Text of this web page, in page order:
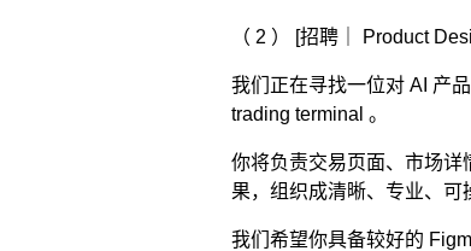
（ 2 ） [招聘｜ Product
我们正在寻找一位对 AI 产
trading terminal 。
你将负责交易页面、市场详
果，组织成清晰、专业、可
我们希望你具备较好的